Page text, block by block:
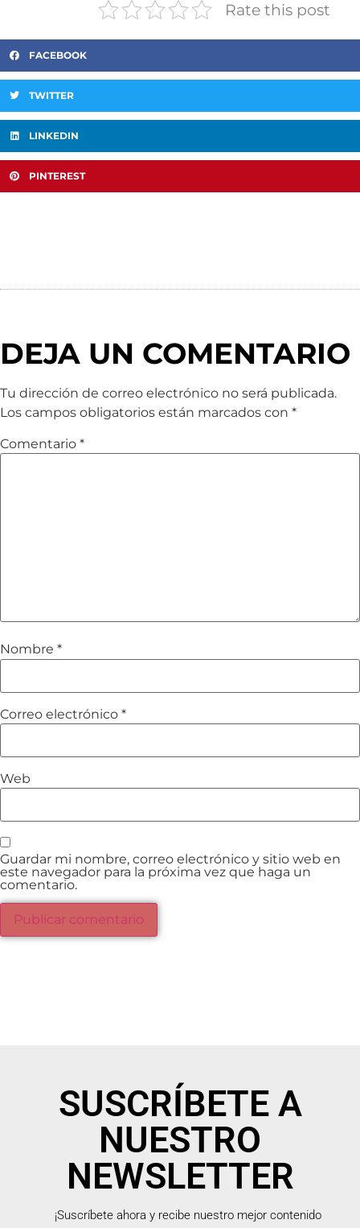
Rate this post
FACEBOOK
TWITTER
LINKEDIN
PINTEREST
DEJA UN COMENTARIO
Tu dirección de correo electrónico no será publicada.
Los campos obligatorios están marcados con *
Comentario *
Nombre *
Correo electrónico *
Web
Guardar mi nombre, correo electrónico y sitio web en
este navegador para la próxima vez que haga un
comentario.
SUSCRÍBETE A
NUESTRO
NEWSLETTER
¡Suscríbete ahora y recibe nuestro mejor contenido